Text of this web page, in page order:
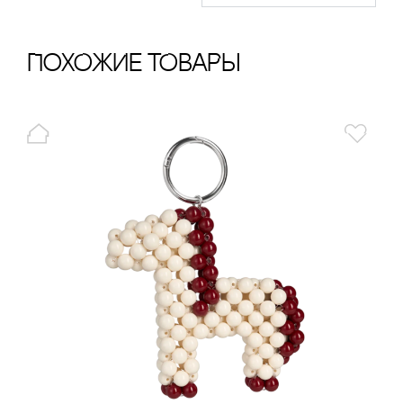
ПохОжИе тОваРы